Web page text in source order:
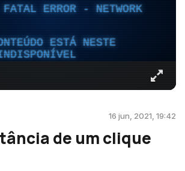
ERROR - NETWORK
ESTÁ NESTE
16 jun, 2021, 19:42
de um clique